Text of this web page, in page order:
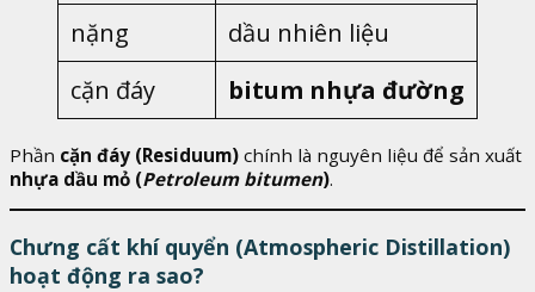
nặng
dầu nhiên liệu
cặn đáy
bitum nhựa đường
Phần cặn đáy (Residuum) chính là nguyên liệu để sản xuất
nhựa dầu mỏ (Petroleum bitumen).
Chưng cất khí quyển (Atmospheric Distillation)
hoạt động ra sao?